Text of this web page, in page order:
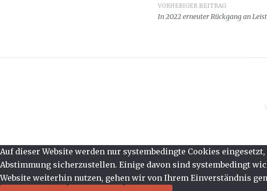
VORHERIGER BEITRAG
In 2022 erneuter Rückgang an
Auf dieser Website werden nur systembedingte Cookies
Abstimmung sicherzustellen. Einige davon sind systembedingt
Website weiterhin nutzen, gehen wir von Ihrem Einverständnis